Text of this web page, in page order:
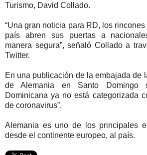
Turismo, David Collado.
“Una gran noticia para RD, los
país abren sus puertas a
manera segura”, señaló Collado a
Twitter.
En una publicación de la embajada de
de Alemania en Santo Domingo
Dominicana ya no está categorizada
de coronavirus”.
Alemania es uno de los principales
desde el continente europeo, al país.